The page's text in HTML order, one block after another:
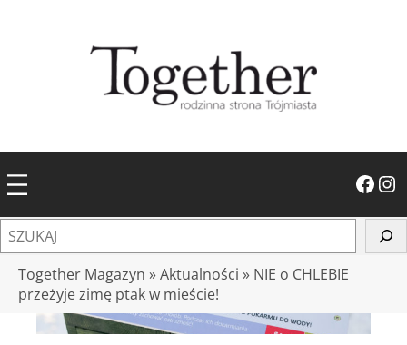
Facebook Instagram
z
Together Magazyn »Aktualności » NIE o CHLEBIE
przeżyje zimę ptak w mieście!